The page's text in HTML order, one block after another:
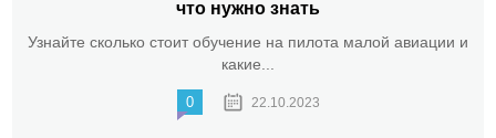
что нужно знать
Узнайте сколько стоит обучение на пилота малой авиации и
какие...
0 22.10.2023